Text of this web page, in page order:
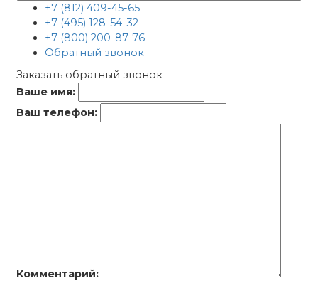
+7 (812) 409-45-65
+7 (495) 128-54-32
+7 (800) 200-87-76
Обратный звонок
Заказать обратный звонок
Ваше имя:
Ваш телефон:
Комментарий: